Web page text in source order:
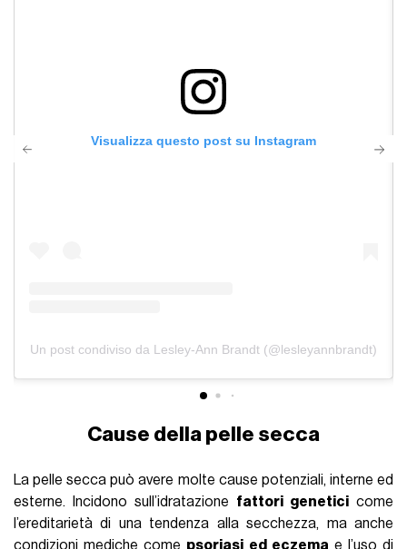
Visualizza questo post su Instagram
Un post condiviso da Lesley-Ann Brandt (@lesleyannbrandt)
Cause della pelle secca
La pelle secca può avere molte cause potenziali, interne ed
esterne. Incidono sull’idratazione fattori genetici come
l’ereditarietà di una tendenza alla secchezza, ma anche
condizioni mediche come psoriasi ed eczema e l’uso di